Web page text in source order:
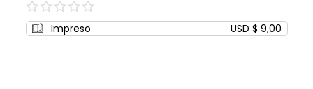
0%
Impreso USD $ 9,00